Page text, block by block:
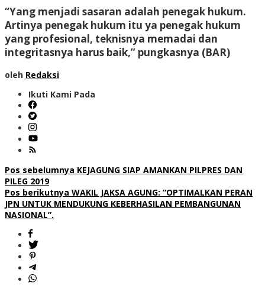
“Yang menjadi sasaran adalah penegak hukum.
Artinya penegak hukum itu ya penegak hukum
yang profesional, teknisnya memadai dan
integritasnya harus baik,” pungkasnya (BAR)
oleh Redaksi
Ikuti Kami Pada
Navigasi
pos
Pos sebelumnya KEJAGUNG SIAP AMANKAN PILPRES DAN
PILEG 2019
Pos berikutnya WAKIL JAKSA AGUNG: “OPTIMALKAN PERAN
JPN UNTUK MENDUKUNG KEBERHASILAN PEMBANGUNAN
NASIONAL”.